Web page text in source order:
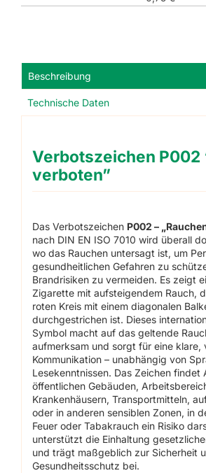
Beschreibung
Technische Daten
Verbotszeichen P002
verboten”
Das Verbotszeichen P002 –
nach DIN EN ISO 7010 wird überall
wo das Rauchen untersagt ist, um
gesundheitlichen Gefahren zu
Brandrisiken zu vermeiden. Es zeigt
Zigarette mit aufsteigendem Rauch,
roten Kreis mit einem diagonalen
durchgestrichen ist. Dieses
Symbol macht auf das geltende
aufmerksam und sorgt für eine klare,
Kommunikation – unabhängig von
Lesekenntnissen. Das Zeichen findet
öffentlichen Gebäuden,
Krankenhäusern, Transportmitteln,
oder in anderen sensiblen Zonen, in
Feuer oder Tabakrauch ein Risiko
unterstützt die Einhaltung
und trägt maßgeblich zur Sicherheit
Gesundheitsschutz bei.